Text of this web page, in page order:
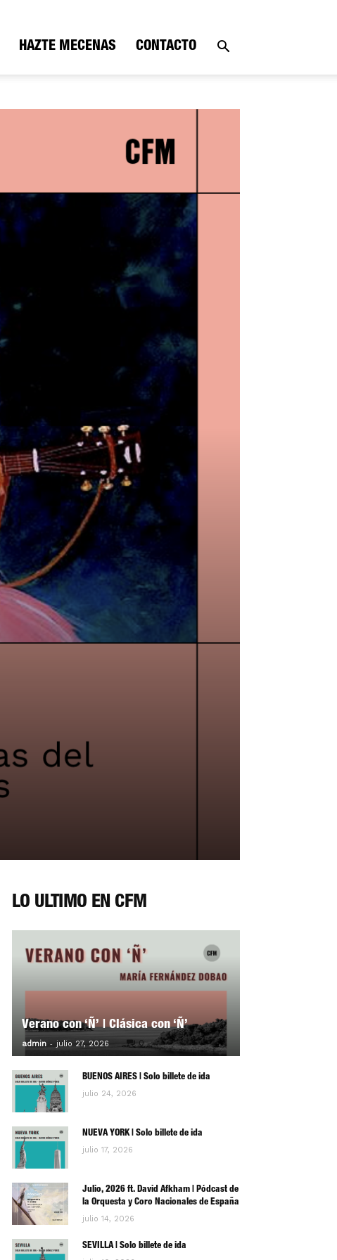
HAZTE MECENAS CONTACTO
LO ÚLTIMO EN CFM
Verano con ‘Ñ’ | Clásica con ‘Ñ’
admin - julio 27, 2026 0
BUENOS AIRES | Solo billete de ida
julio 24, 2026
NUEVA YORK | Solo billete de ida
julio 17, 2026
Julio, 2026 ft. David Afkham | Pódcast de
la Orquesta y Coro Nacionales de España
julio 14, 2026
SEVILLA | Solo billete de ida